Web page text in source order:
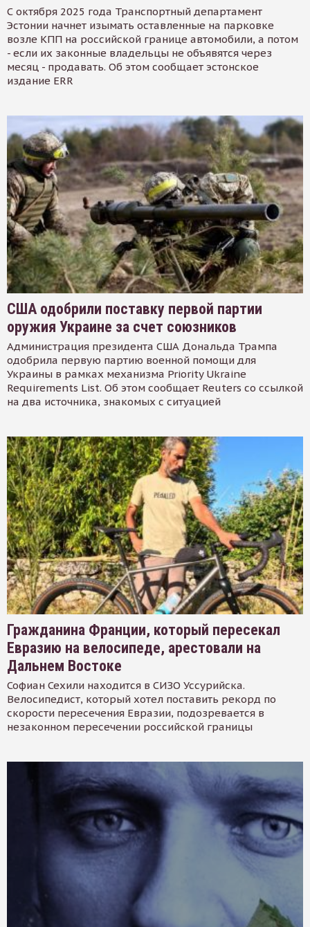
С октября 2025 года Транспортный департамент
Эстонии начнет изымать оставленные на парковке
возле КПП на российской границе автомобили, а потом
- если их законные владельцы не объявятся через
месяц - продавать. Об этом сообщает эстонское
издание ERR
США одобрили поставку первой партии
оружия Украине за счет союзников
Администрация президента США Дональда Трампа
одобрила первую партию военной помощи для
Украины в рамках механизма Priority Ukraine
Requirements List. Об этом сообщает Reuters со ссылкой
на два источника, знакомых с ситуацией
Гражданина Франции, который пересекал
Евразию на велосипеде, арестовали на
Дальнем Востоке
Софиан Сехили находится в СИЗО Уссурийска.
Велосипедист, который хотел поставить рекорд по
скорости пересечения Евразии, подозревается в
незаконном пересечении российской границы